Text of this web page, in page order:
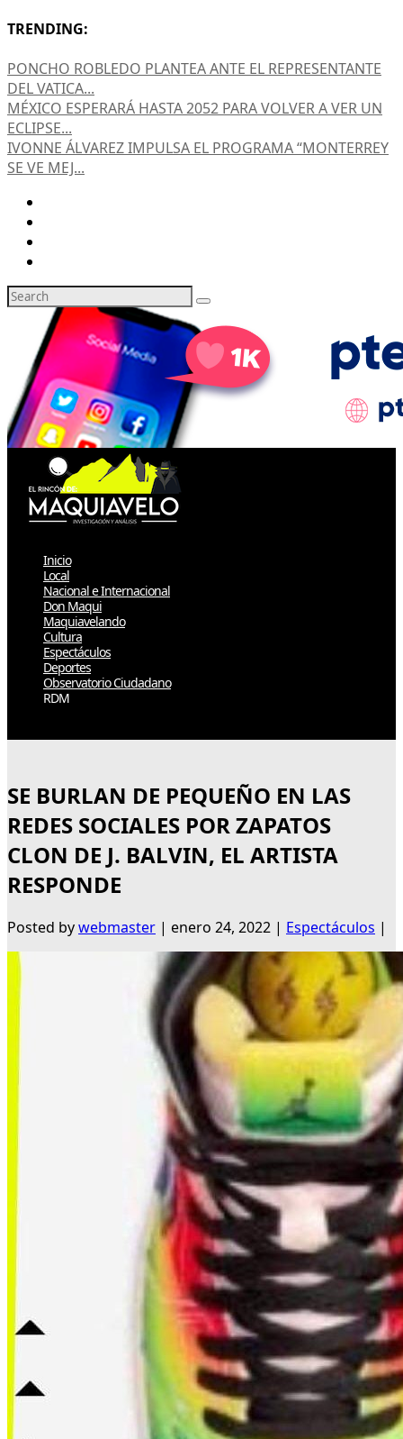
TRENDING:
PONCHO ROBLEDO PLANTEA ANTE EL REPRESENTANTE
DEL VATICA...
MÉXICO ESPERARÁ HASTA 2052 PARA VOLVER A VER UN
ECLIPSE...
IVONNE ÁLVAREZ IMPULSA EL PROGRAMA “MONTERREY
SE VE MEJ...
Inicio
Local
Nacional e Internacional
Don Maqui
Maquiavelando
Cultura
Espectáculos
Deportes
Observatorio Ciudadano
RDM
SE BURLAN DE PEQUEÑO EN LAS
REDES SOCIALES POR ZAPATOS
CLON DE J. BALVIN, EL ARTISTA
RESPONDE
Posted bywebmaster | enero 24, 2022 | Espectáculos |